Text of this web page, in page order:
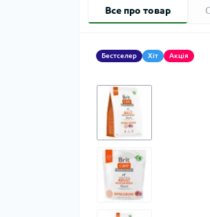
Все про товар
Бестселер Хіт Акція